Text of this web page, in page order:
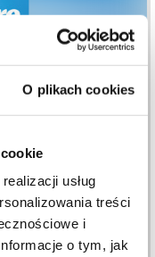
O plikach cookies
usług
treści
i
o tym, jak